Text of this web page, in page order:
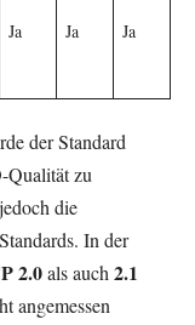
Ja Ja Ja
der Standard
-Qualität zu
die
In der
2.0als auch 2.1
angemessen